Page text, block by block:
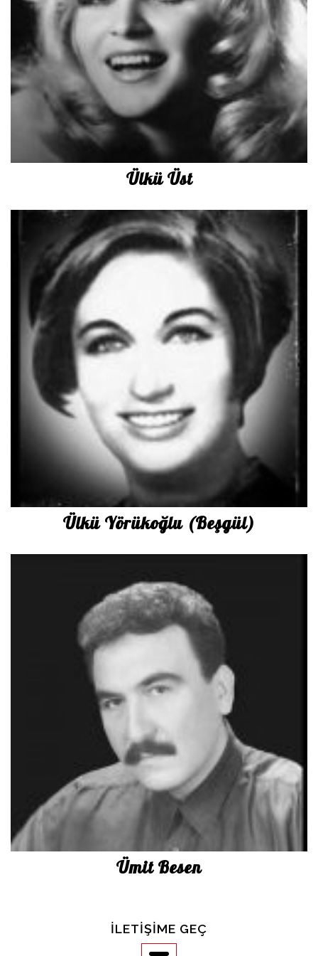
İletişim
en
Ülkü Üst
Ülkü Yörükoğlu (Beşgül)
Ümit Besen
İLETIŞIME GEÇ